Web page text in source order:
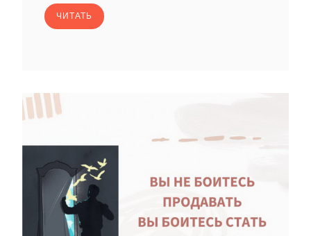
ЧИТАТЬ